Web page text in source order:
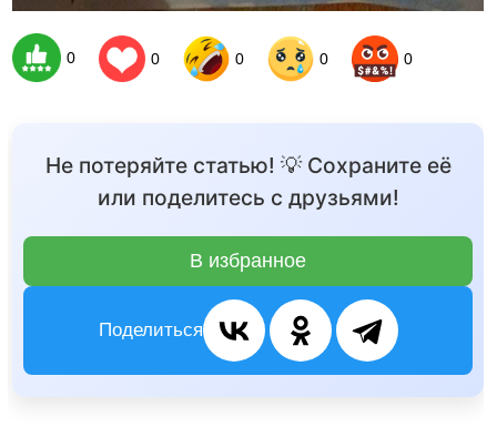
0 0 0 0 0
Не потеряйте статью! 💡 Сохраните её
или поделитесь с друзьями!
В избранное
Поделиться